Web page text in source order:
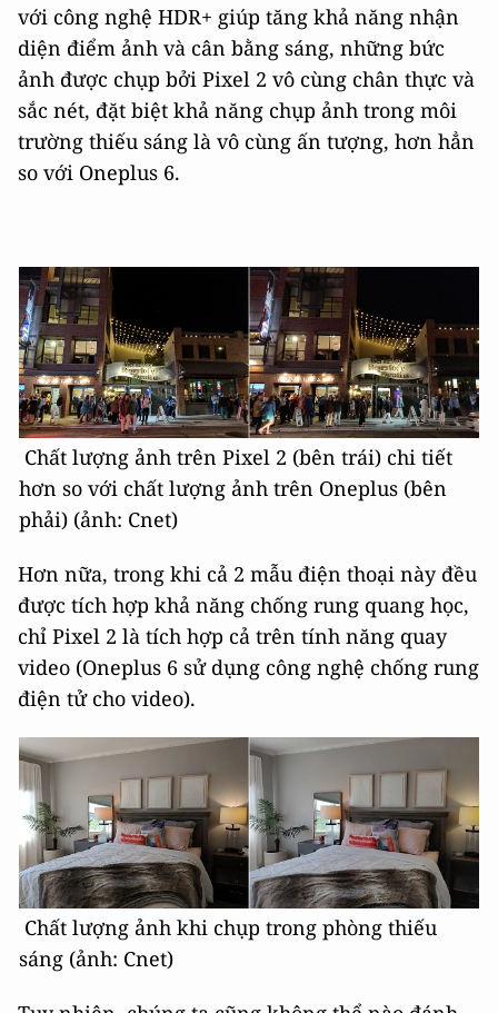
với công nghệ HDR+ giúp tăng khả năng nhận
diện điểm ảnh và cân bằng sáng, những bức
ảnh được chụp bởi Pixel 2 vô cùng chân thực và
sắc nét, đặt biệt khả năng chụp ảnh trong môi
trường thiếu sáng là vô cùng ấn tượng, hơn hẳn
so với Oneplus 6.
Chất lượng ảnh trên Pixel 2 (bên trái) chi tiết
hơn so với chất lượng ảnh trên Oneplus (bên
phải) (ảnh: Cnet)
Hơn nữa, trong khi cả 2 mẫu điện thoại này đều
được tích hợp khả năng chống rung quang học,
chỉ Pixel 2 là tích hợp cả trên tính năng quay
video (Oneplus 6 sử dụng công nghệ chống rung
điện tử cho video).
Chất lượng ảnh khi chụp trong phòng thiếu
sáng (ảnh: Cnet)